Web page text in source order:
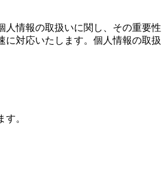
人情報の取扱いに関し、その重要性
対応いたします。個人情報の取扱
。